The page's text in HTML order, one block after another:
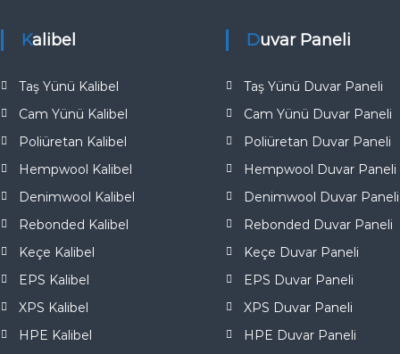
Kalibel
Taş Yünü Kalibel
Cam Yünü Kalibel
Poliüretan Kalibel
Hempwool Kalibel
Denimwool Kalibel
Rebonded Kalibel
Keçe Kalibel
EPS Kalibel
XPS Kalibel
HPE Kalibel
Duvar Paneli
Taş Yünü Duvar Paneli
Cam Yünü Duvar Paneli
Poliüretan Duvar Paneli
Hempwool Duvar Paneli
Denimwool Duvar Paneli
Rebonded Duvar Paneli
Keçe Duvar Paneli
EPS Duvar Paneli
XPS Duvar Paneli
HPE Duvar Paneli